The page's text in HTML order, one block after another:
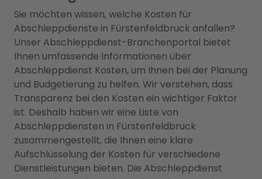
Sie möchten wissen, welche Kosten für
Abschleppdienste in Fürstenfeldbruck anfallen?
Unser Abschleppdienst-Branchenportal bietet
Ihnen umfassende Informationen über
Abschleppdienst Kosten, um Ihnen bei der Planung
und Budgetierung zu helfen. Wir verstehen, dass
Transparenz bei den Kosten ein wichtiger Faktor
ist. Deshalb haben wir eine Liste von
Abschleppdiensten in Fürstenfeldbruck
zusammengestellt, die Ihnen eine klare
Aufschlüsselung der Kosten für verschiedene
Dienstleistungen bieten. Die Abschleppdienst